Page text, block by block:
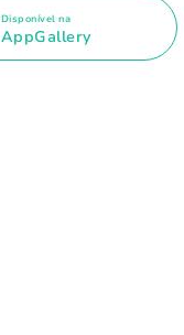
Disponível na
AppGallery